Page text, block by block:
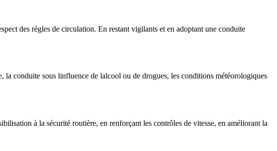
des règles de circulation. En restant vigilants et en adoptant une conduite
la conduite sous linfluence de lalcool ou de drogues, les conditions météorologiques
à la sécurité routière, en renforçant les contrôles de vitesse, en améliorant la